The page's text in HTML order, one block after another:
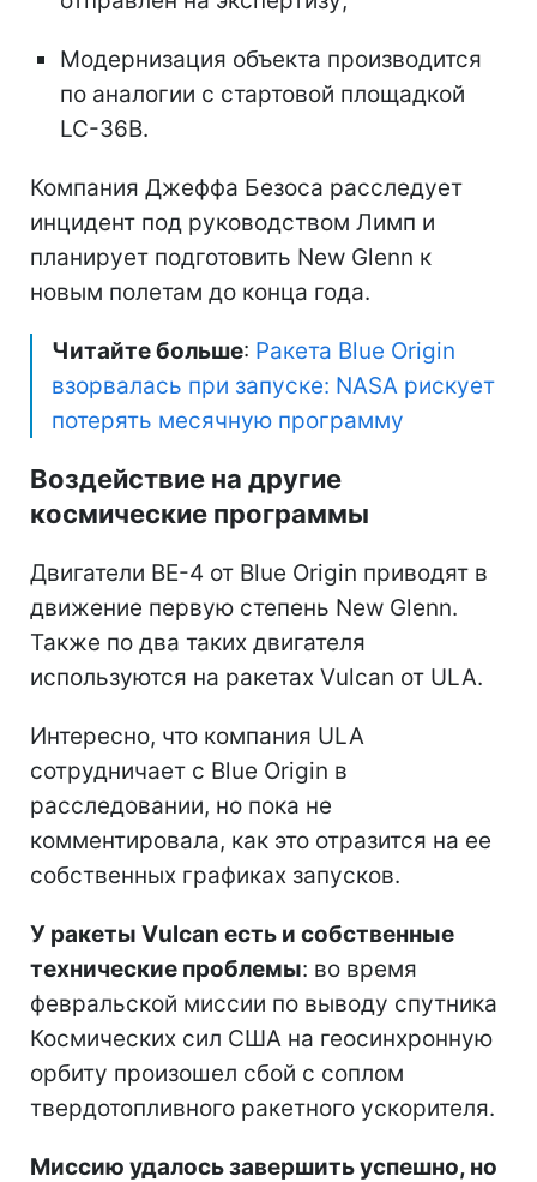
Модернизация объекта производится
по аналогии с стартовой площадкой
LC-36B.
Компания Джеффа Безоса расследует
инцидент под руководством Лимп и
планирует подготовить New Glenn к
новым полетам до конца года.
Читайте больше: Ракета Blue Origin
взорвалась при запуске: NASA рискует
потерять месячную программу
Воздействие на другие
космические программы
Двигатели BE-4 от Blue Origin приводят в
движение первую степень New Glenn.
Также по два таких двигателя
используются на ракетах Vulcan от ULA.
Интересно, что компания ULA
сотрудничает с Blue Origin в
расследовании, но пока не
комментировала, как это отразится на ее
собственных графиках запусков.
У ракеты Vulcan есть и собственные
технические проблемы: во время
февральской миссии по выводу спутника
Космических сил США на геосинхронную
орбиту произошел сбой с соплом
твердотопливного ракетного ускорителя.
Миссию удалось завершить успешно, но